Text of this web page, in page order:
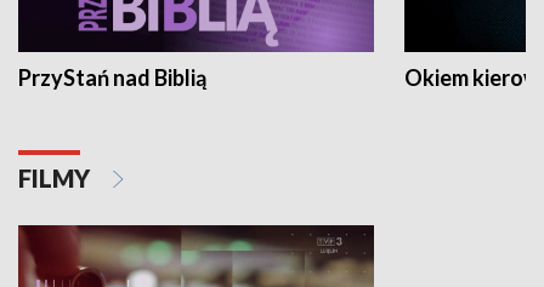
PrzyStań nad Biblią Okiem
FILMY